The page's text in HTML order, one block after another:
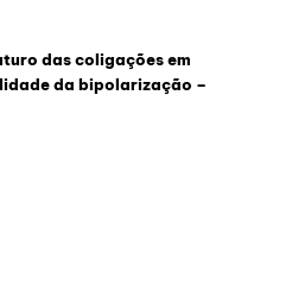
das coligações em
da bipolarização –